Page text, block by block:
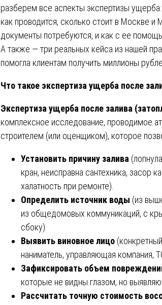
разберем все аспекты экспертизы
как проводится, сколько стоит в Москве и
документы потребуются, и как с ее
А также — три реальных кейса из нашей
помогла клиентам получить миллионы
Что такое экспертиза ущерба после
Экспертиза ущерба после залива
комплексное исследование, проводимое
строителем (или оценщиком), которое
Установить причину залива
кран, неисправна сантехника, засор
халатность при ремонте).
Определить источник воды (из
из общедомовых коммуникаций, с
сбоку).
Выявить виновное лицо
наниматель, управляющая компания,
Зафиксировать объем
которые не видны глазом, но
Рассчитать точную стоимость